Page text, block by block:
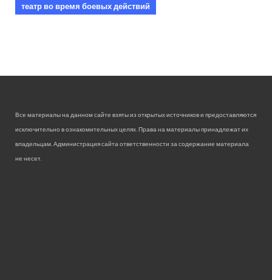
театр во время боевых действий
Все материалы на данном сайте взяты из открытых источников и предоставляются
исключительно в ознакомительных целях. Права на материалы принадлежат их
владельцам. Администрация сайта ответственности за содержание материала
не несет.